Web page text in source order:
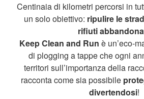
Centinaia di kilometri percorsi in
un solo obiettivo: ripulire le
rifiuti
Keep Clean and Run è un’eco-
di plogging a tappe che ogni
territori sull’importanza della
racconta come sia possibile
divertendosi!